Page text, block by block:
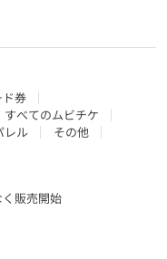
券
すべてのムビチケ
レル
その他
く販売開始